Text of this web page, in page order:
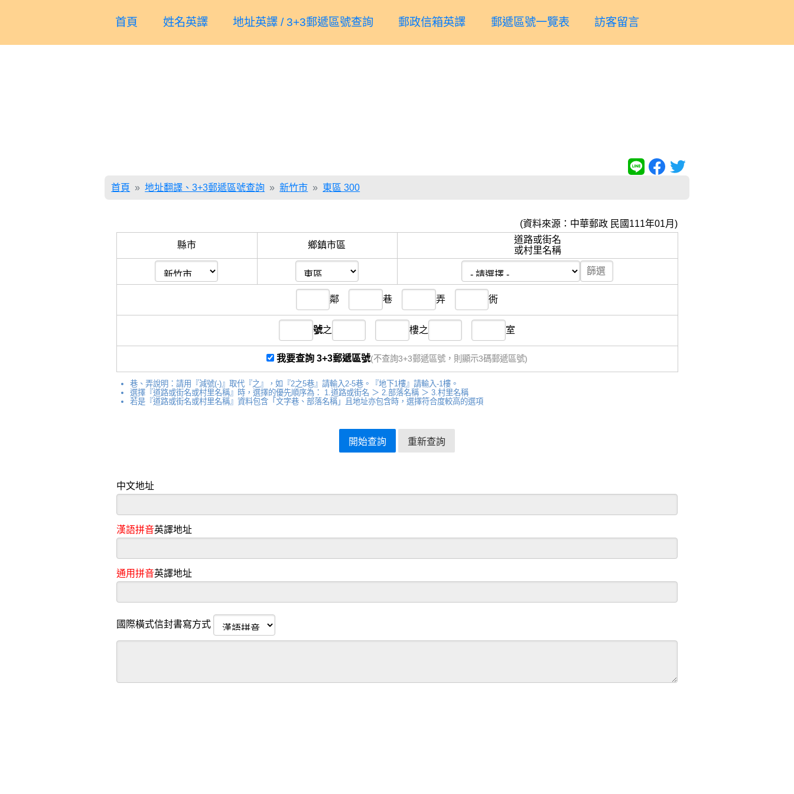
首頁 姓名英譯 地址英譯 / 3+3郵遞區號查詢 郵政信箱英譯 郵遞區號一覽表 訪客留言
首頁 地址翻譯、3+3郵遞區號查詢 新竹市 東區 300
(資料來源：中華郵政 民國111年01月)
縣市 鄉鎮市區
道路或街名
或村里名稱
鄰 巷 弄 衖
號之 樓之 室
我要查詢 3+3郵遞區號(不查詢3+3郵遞區號，則顯示3碼郵遞區號)
巷、弄說明：請用『減號(-)』取代『之』，如『2之5巷』請輸入2-5巷。『地下1樓』請輸入-1樓。
選擇『道路或街名或村里名稱』時，選擇的優先順序為： 1.道路或街名 ＞ 2.部落名稱 ＞ 3.村里名稱
若是『道路或街名或村里名稱』資料包含「文字巷、部落名稱」且地址亦包含時，選擇符合度較高的選項
中文地址
漢語拼音英譯地址
通用拼音英譯地址
國際橫式信封書寫方式